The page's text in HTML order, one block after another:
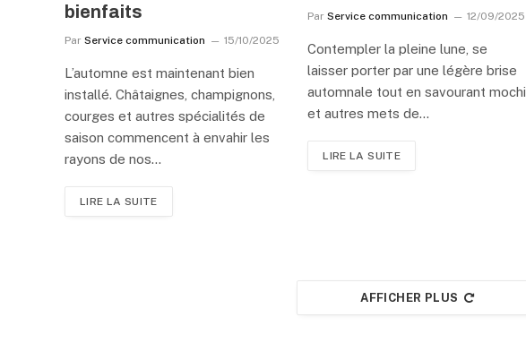
bienfaits
Par Service communication 15/10/2025
L’automne est maintenant bien
installé. Châtaignes, champignons,
courges et autres spécialités de
saison commencent à envahir les
rayons de nos…
LIRE LA SUITE
Par Service communication 12/09/2025
Contempler la pleine lune, se
laisser porter par une légère brise
automnale tout en savourant mochi
et autres mets de…
LIRE LA SUITE
AFFICHER PLUS